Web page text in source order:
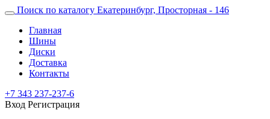
Поиск по каталогу Екатеринбург, Просторная - 146
Главная
Шины
Диски
Доставка
Контакты
+7 343 237-237-6
Вход Регистрация